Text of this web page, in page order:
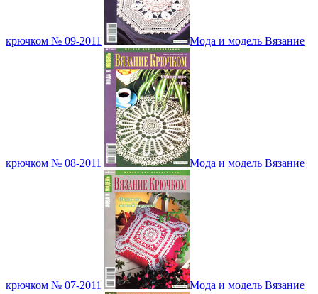
крючком № 09-2011 Мода и модель Вязание
крючком № 08-2011 Мода и модель Вязание
крючком № 07-2011 Мода и модель Вязание